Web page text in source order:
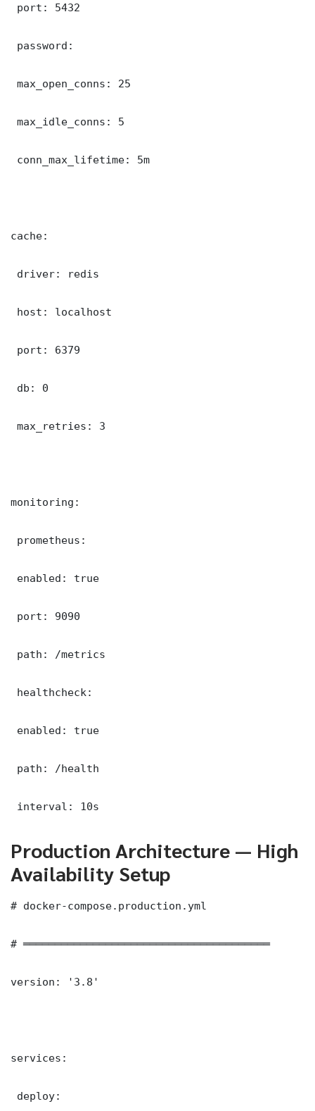
port: 5432
password:
max_open_conns: 25
max_idle_conns: 5
conn_max_lifetime: 5m
cache:
driver: redis
host: localhost
port: 6379
db: 0
max_retries: 3
monitoring:
prometheus:
enabled: true
port: 9090
path: /metrics
healthcheck:
enabled: true
path: /health
interval: 10s
Production Architecture — High
Availability Setup
# docker-compose.production.yml
# ═══════════════════════════════════════
version: '3.8'
services:
deploy: